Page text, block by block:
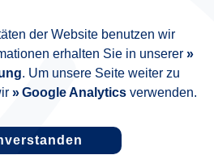
der Website benutzen wir
erhalten Sie in unserer
. Um unsere Seite weiter zu
Google Analyticsverwenden.